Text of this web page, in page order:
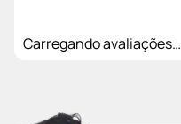
Carregando avaliações…